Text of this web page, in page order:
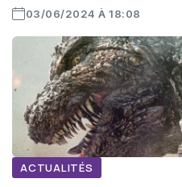
03/06/2024 À 18:08
ACTUALITÉS